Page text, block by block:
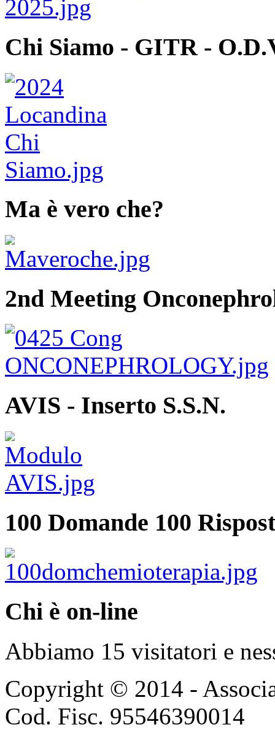
Chi Siamo - GITR -
Ma è vero che?
2nd Meeting
AVIS - Inserto S.S.N.
100 Domande 100
Chi è on-line
Abbiamo 15 visitatori e
Copyright © 2014 -
Cod. Fisc. 95546390014